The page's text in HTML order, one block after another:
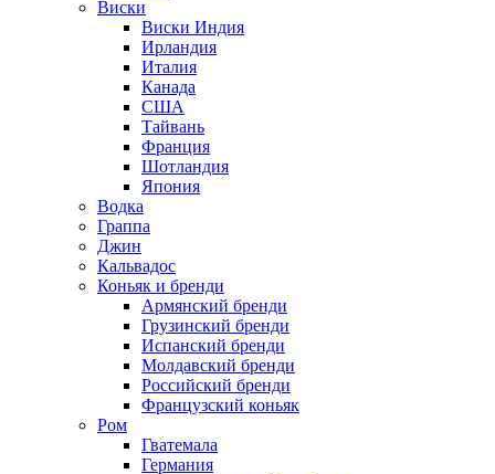
Виски
Виски Индия
Ирландия
Италия
Канада
США
Тайвань
Франция
Шотландия
Япония
Водка
Граппа
Джин
Кальвадос
Коньяк и бренди
Армянский бренди
Грузинский бренди
Испанский бренди
Молдавский бренди
Российский бренди
Французский коньяк
Ром
Гватемала
Германия